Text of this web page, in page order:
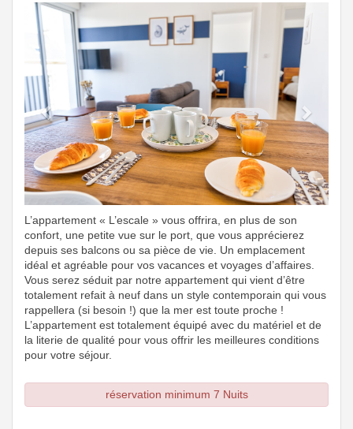
Previous Next
L’appartement « L’escale » vous offrira, en plus de son
confort, une petite vue sur le port, que vous apprécierez
depuis ses balcons ou sa pièce de vie. Un emplacement
idéal et agréable pour vos vacances et voyages d’affaires.
Vous serez séduit par notre appartement qui vient d’être
totalement refait à neuf dans un style contemporain qui vous
rappellera (si besoin !) que la mer est toute proche !
L’appartement est totalement équipé avec du matériel et de
la literie de qualité pour vous offrir les meilleures conditions
pour votre séjour.
réservation minimum 7 Nuits